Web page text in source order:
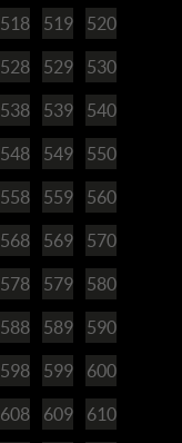
518 519 520
528 529 530
538 539 540
548 549 550
558 559 560
568 569 570
578 579 580
588 589 590
598 599 600
608 609 610